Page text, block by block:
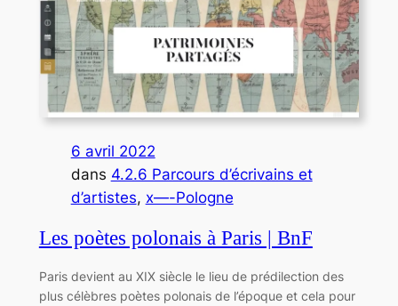
6 avril 2022
dans 4.2.6 Parcours d’écrivains et
d’artistes, x—-Pologne
Les poètes polonais à Paris | BnF
Paris devient au XIX siècle le lieu de prédilection des
plus célèbres poètes polonais de l’époque et cela pour